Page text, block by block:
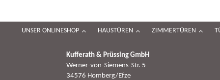
UNSER ONLINESHOP HAUSTÜREN ZIMMERTÜREN
Kufferath & Prüssing GmbH
Werner-von-Siemens-Str. 5
34576 Homberg/Efze